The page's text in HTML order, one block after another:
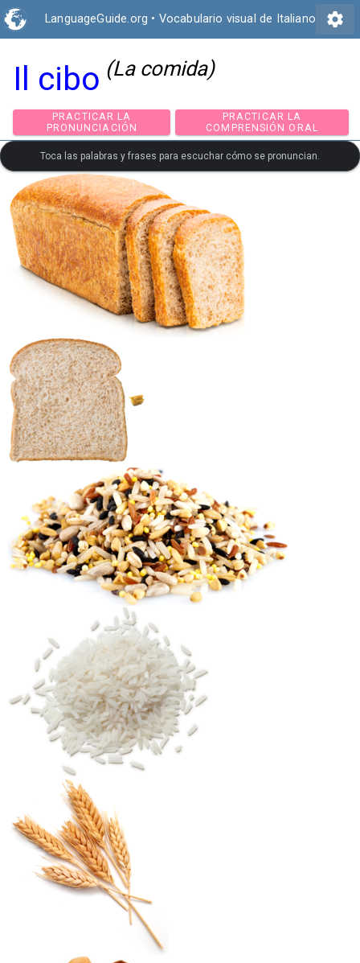
LanguageGuide.org • Vocabulario visual de Italiano settings
Il cibo (La comida)
PRACTICAR LA
PRONUNCIACIÓN
PRACTICAR LA
COMPRENSIÓN
Toca las palabras y frases para escuchar cómo se pronuncian.